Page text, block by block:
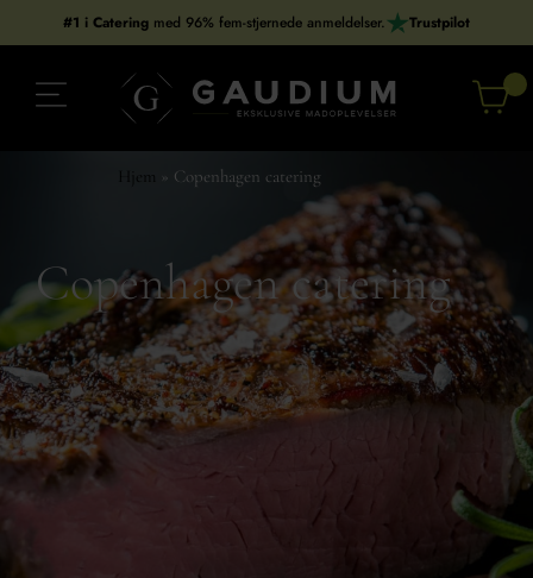
#1 i Catering med 96% fem-stjernede anmeldelser. Trustpilot
Hjem » Copenhagen catering
Copenhagen catering